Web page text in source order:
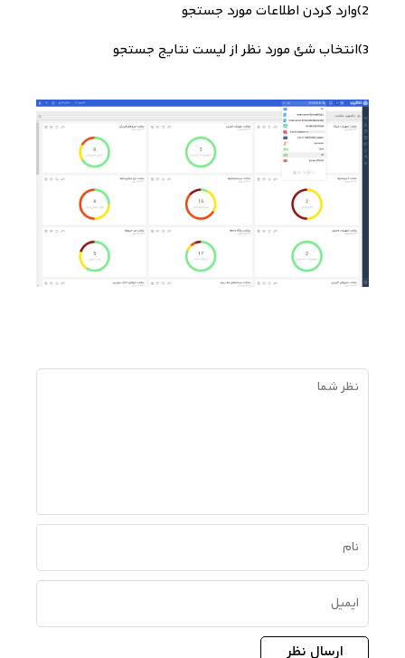
2) وارد کردن اطلاعات مورد جستجو
3) انتخاب شئ مورد نظر از لیست نتایج جستجو
ارسال نظر